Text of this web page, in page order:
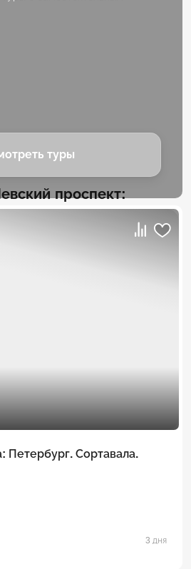
туры
проспект:
Петербург. Сортавала.
3 дня